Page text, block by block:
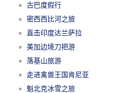
古巴度假行
密西西比河之旅
直击印度达兰萨拉
美加边境刀把游
落基山旅游
走进禽兽王国肯尼亚
魁北克冰雪之旅